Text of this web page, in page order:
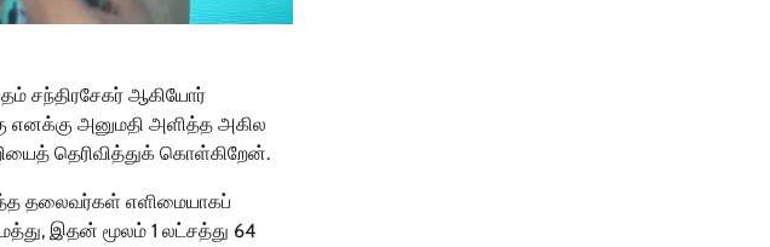
சந்திரசேகர் ஆகியோர்
எனக்கு அனுமதி அளித்த அகில
தெரிவித்துக் கொள்கிறேன்.
தலைவர்கள் எளிமையாகப்
இதன் மூலம் 1 லட்சத்து 64